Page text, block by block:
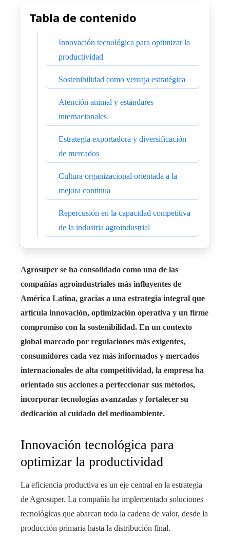
Tabla de contenido
Innovación tecnológica para optimizar la
productividad
Sostenibilidad como ventaja estratégica
Atención animal y estándares
internacionales
Estrategia exportadora y diversificación
de mercados
Cultura organizacional orientada a la
mejora continua
Repercusión en la capacidad competitiva
de la industria agroindustrial
Agrosuper se ha consolidado como una de las
compañías agroindustriales más influyentes de
América Latina, gracias a una estrategia integral que
articula innovación, optimización operativa y un firme
compromiso con la sostenibilidad. En un contexto
global marcado por regulaciones más exigentes,
consumidores cada vez más informados y mercados
internacionales de alta competitividad, la empresa ha
orientado sus acciones a perfeccionar sus métodos,
incorporar tecnologías avanzadas y fortalecer su
dedicación al cuidado del medioambiente.
Innovación tecnológica para
optimizar la productividad
La eficiencia productiva es un eje central en la estrategia
de Agrosuper. La compañía ha implementado soluciones
tecnológicas que abarcan toda la cadena de valor, desde la
producción primaria hasta la distribución final.